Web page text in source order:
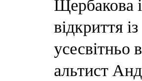
Щербакова
відкриття
усесвітньо
альтист